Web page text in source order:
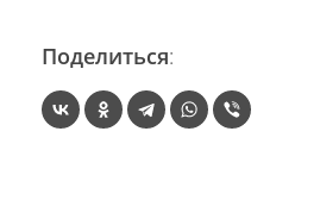
Поделиться: